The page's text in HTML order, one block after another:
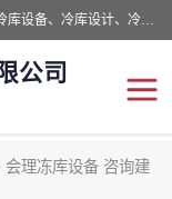
四川美柯冷冻库安装工程有限公司一家以冷库机组、冷库设备、冷库设计、冷冻库设备销售、冷库安装、冻库安装价格及技术服务为一体的综合企业，咨询热线：同等设备材料优惠10% 。公司各种类型安装组合式冷库、冷冻库、冷藏库、气调保鲜库、并提供成套设备供应、安装与调试、维护与维修、技术咨询、操作维修人员技术培训等
公司
会理冻库设备 咨询建